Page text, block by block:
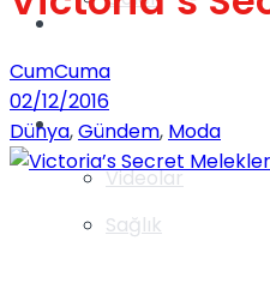
Videolar
Gündem
Yaşam
Sağlık
CumCuma
02/12/2016
Dünya,Gündem, Moda